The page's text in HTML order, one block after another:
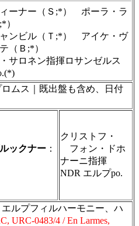
ーナー（Ｓ;*） ポーラ・ラ
）
ンビル（Ｔ;*） アイケ・ヴ
（Ｂ;*）
サロネン指揮ロサンゼルス
ムス｜既出盤も含め、日付
ックナー ：
クリストフ・
フォン・ドホ
ナーニ指揮
NDR エルプpo.
ルプフィルハーモニー、ハ
URC-0483/4 / En Larmes,